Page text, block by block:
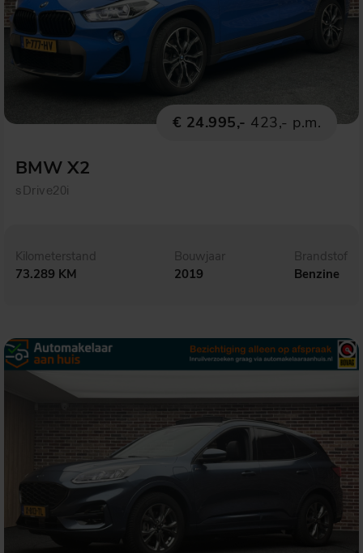
€ 24.995,- 423,- p.m.
BMW X2
sDrive20i
Kilometerstand
73.289 KM
Bouwjaar
2019
Brandstof
Benzine